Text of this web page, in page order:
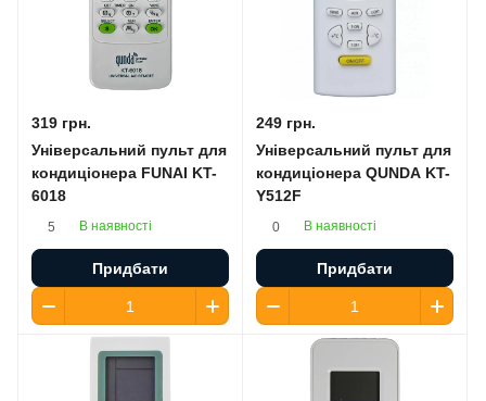
319 грн.
Універсальний пульт для
кондиціонера FUNAI KT-
6018
5 В наявності
Придбати
249 грн.
Універсальний пульт для
кондиціонера QUNDA KT-
Y512F
0 В наявності
Придбати